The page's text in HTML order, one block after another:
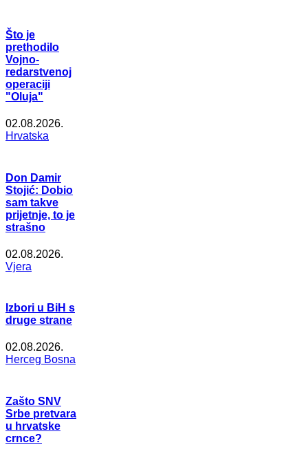
Što je
prethodilo
Vojno-
redarstvenoj
operaciji
"Oluja"
02.08.2026.
Hrvatska
Don Damir
Stojić: Dobio
sam takve
prijetnje, to je
strašno
02.08.2026.
Vjera
Izbori u BiH s
druge strane
02.08.2026.
Herceg Bosna
Zašto SNV
Srbe pretvara
u hrvatske
crnce?